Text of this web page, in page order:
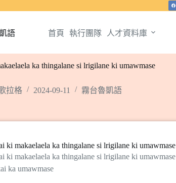
語 首頁 執行團隊 人才資料庫
ka thingalane si lrigilane ki umawmase
拉格 2024-09-11 霧台魯凱語
ki makaelaela ka thingalane si lrigilane ki umawmase
ki makaelaela ka thingalane si lrigilane ki umawmase
ka umawmase